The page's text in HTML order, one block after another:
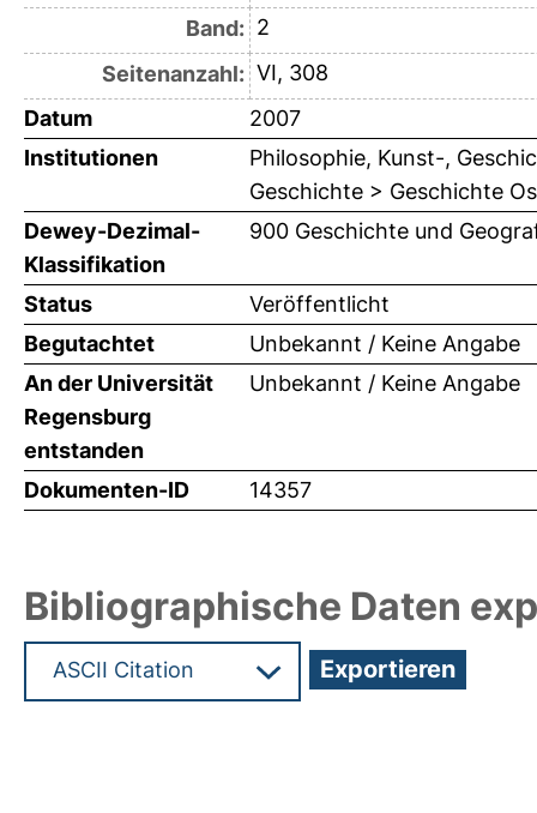
Band: 2
Seitenanzahl: VI, 308
Datum
2007
Institutionen
Philosophie, Kunst-,
Geschichte > Geschichte
Dewey-Dezimal-
Klassifikation
900 Geschichte und
Status
Veröffentlicht
Begutachtet
Unbekannt / Keine Angabe
An der Universität
Regensburg
entstanden
Unbekannt / Keine Angabe
Dokumenten-ID 14357
Bibliographische Daten